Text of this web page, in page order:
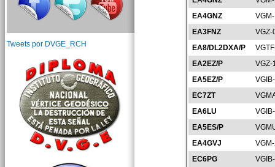
EA4GNZ
EA3FNZ
VGZ-
EA8/DL2DXA/P
EA2EZ/P
VGZ-
EA5EZ/P
EC7ZT
EA6LU
EA5ES/P
EA4GVJ
EC6PG
Tweets por DVGE_RCH